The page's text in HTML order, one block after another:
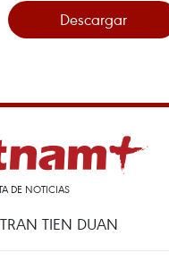
Descargar
DE NOTICIAS
TIEN DUAN